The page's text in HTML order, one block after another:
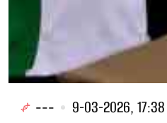
--- 9-03-2026, 17:38